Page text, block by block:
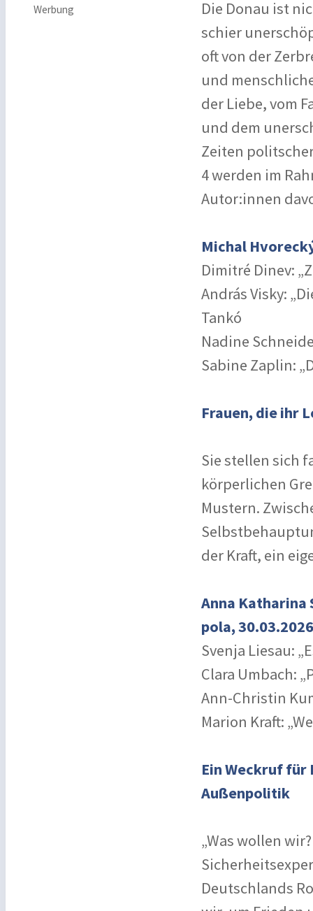
Werbung
Die Donau ist
schier
oft von der
und
der Liebe, vom
und dem
Zeiten
4 werden im
Autor:innen
Michal
Dimitré Dinev:
András Visky:
Tankó
Nadine
Sabine Zaplin:
Frauen, die ihr
Sie stellen sich
körperlichen
Mustern.
der Kraft, ein
Anna Katharina
pola, 30.03.2026
Svenja Liesau:
Clara Umbach:
Ann-Christin
Marion Kraft:
Ein Weckruf für
Außenpolitik
„Was wollen
Deutschlands